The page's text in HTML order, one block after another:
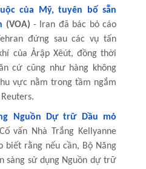
của Mỹ, tuyên bố sẵn
(VOA) - Iran đã bác bỏ cáo
đứng sau các vụ tấn
của Ảrập Xêút, đồng thời
cứ cũng như hàng không
vực nằm trong tầm ngắm
Nguồn Dự trữ Dầu mỏ
vấn Nhà Trắng Kellyanne
biết rằng nếu cần, Bộ Năng
sàng sử dụng Nguồn dự trữ